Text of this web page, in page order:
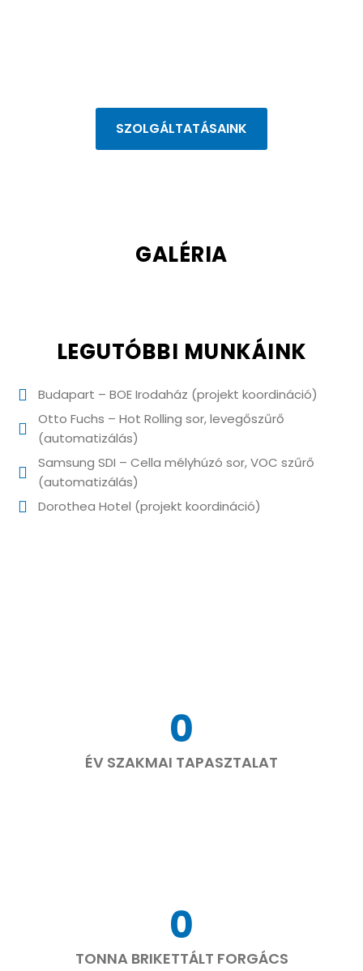
SZOLGÁLTATÁSAINK
GALÉRIA
LEGUTÓBBI MUNKÁINK
Budapart – BOE Irodaház (projekt koordináció)
Otto Fuchs – Hot Rolling sor, levegőszűrő
(automatizálás)
Samsung SDI – Cella mélyhúzó sor, VOC szűrő
(automatizálás)
Dorothea Hotel (projekt koordináció)
0
ÉV SZAKMAI TAPASZTALAT
0
TONNA BRIKETTÁLT FORGÁCS